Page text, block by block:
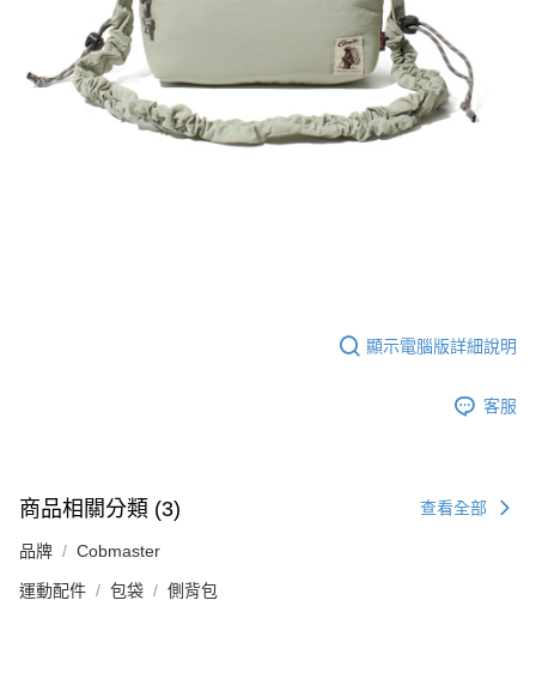
顯示電腦版詳細說明
客服
商品相關分類 (3) 查看全部
品牌 Cobmaster
運動配件 包袋 側背包